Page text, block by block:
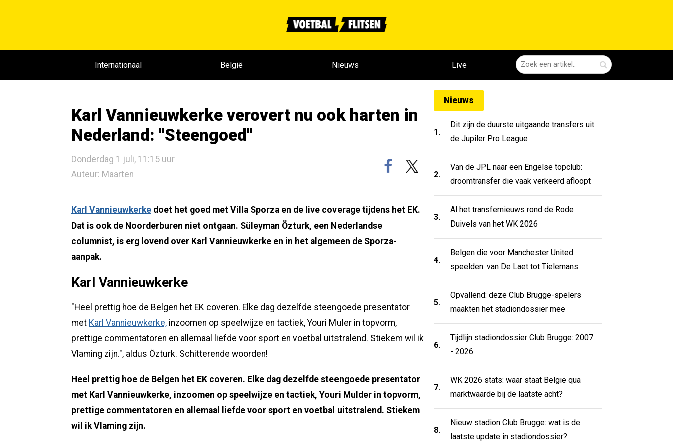
Internationaal België Nieuws Live
Karl Vannieuwkerke verovert nu ook harten in
Nederland: "Steengoed"
Donderdag 1 juli, 11:15 uur
Auteur: Maarten
Karl Vannieuwkerke doet het goed met Villa Sporza en de live coverage tijdens het EK.
Dat is ook de Noorderburen niet ontgaan. Süleyman Özturk, een Nederlandse
columnist, is erg lovend over Karl Vannieuwkerke en in het algemeen de Sporza-
aanpak.
Karl Vannieuwkerke
"Heel prettig hoe de Belgen het EK coveren. Elke dag dezelfde steengoede presentator
met Karl Vannieuwkerke, inzoomen op speelwijze en tactiek, Youri Muler in topvorm,
prettige commentatoren en allemaal liefde voor sport en voetbal uitstralend. Stiekem wil ik
Vlaming zijn.", aldus Özturk. Schitterende woorden!
Heel prettig hoe de Belgen het EK coveren. Elke dag dezelfde steengoede presentator
met Karl Vannieuwkerke, inzoomen op speelwijze en tactiek, Youri Mulder in topvorm,
prettige commentatoren en allemaal liefde voor sport en voetbal uitstralend. Stiekem
wil ik Vlaming zijn.
Nieuws
1.
Dit zijn de duurste uitgaande transfers uit
de Jupiler Pro League
2.
Van de JPL naar een Engelse topclub:
droomtransfer die vaak verkeerd afloopt
3.
Al het transfernieuws rond de Rode
Duivels van het WK 2026
4.
Belgen die voor Manchester United
speelden: van De Laet tot Tielemans
5.
Opvallend: deze Club Brugge-spelers
maakten het stadiondossier mee
6.
Tijdlijn stadiondossier Club Brugge: 2007
- 2026
7.
WK 2026 stats: waar staat België qua
marktwaarde bij de laatste acht?
8.
Nieuw stadion Club Brugge: wat is de
laatste update in stadiondossier?